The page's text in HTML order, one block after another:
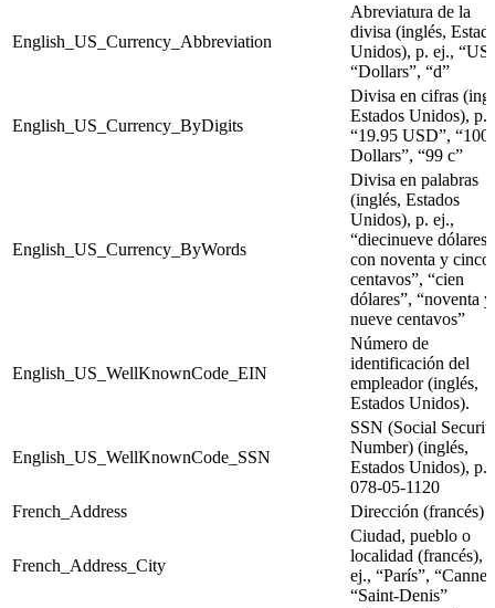
English_US_Currency_Abbreviation
Abreviatura de la
divisa (inglés,
Unidos), p. ej.,
“Dollars”, “d”
English_US_Currency_ByDigits
Divisa en cifras
Estados Unidos), p.
“19.95 USD”, “100
Dollars”, “99 c”
English_US_Currency_ByWords
Divisa en palabras
(inglés, Estados
Unidos), p. ej.,
“diecinueve dólares
con noventa y cinco
centavos”, “cien
dólares”, “noventa y
nueve centavos”
English_US_WellKnownCode_EIN
Número de
identificación del
empleador (inglés,
Estados Unidos).
English_US_WellKnownCode_SSN
SSN (Social
Number) (inglés,
Estados Unidos), p.
078-05-1120
French_Address
Dirección (francés)
French_Address_City
Ciudad, pueblo o
localidad (francés),
ej., “París”,
“Saint-Denis”